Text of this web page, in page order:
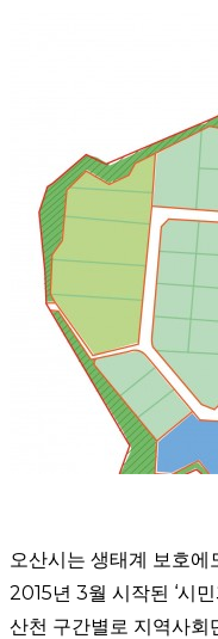
오산시는 생태계 보호에
2015년 3월 시작된 ‘시
산천 구간별로 지역사회